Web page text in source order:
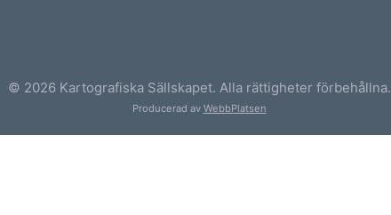
© 2026 Kartografiska Sällskapet. Alla rättigheter förbehållna.
Producerad av WebbPlatsen